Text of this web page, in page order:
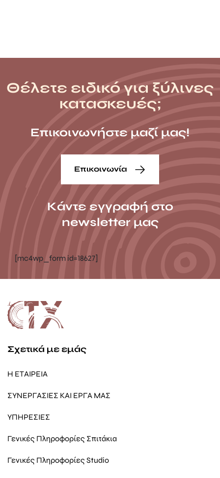
Θέλετε ειδικό για ξύλινες
κατασκευές;
Επικοινωνήστε μαζί μας!
Επικοινωνία
Κάντε εγγραφή στο
newsletter μας
[mc4wp_form id=18627]
Σχετικά με εμάς
Η ΕΤΑΙΡΕΙΑ
ΣΥΝΕΡΓΑΣΙΕΣ ΚΑΙ ΕΡΓΑ ΜΑΣ
ΥΠΗΡΕΣΙΕΣ
Γενικές Πληροφορίες Σπιτάκια
Γενικές Πληροφορίες Studio